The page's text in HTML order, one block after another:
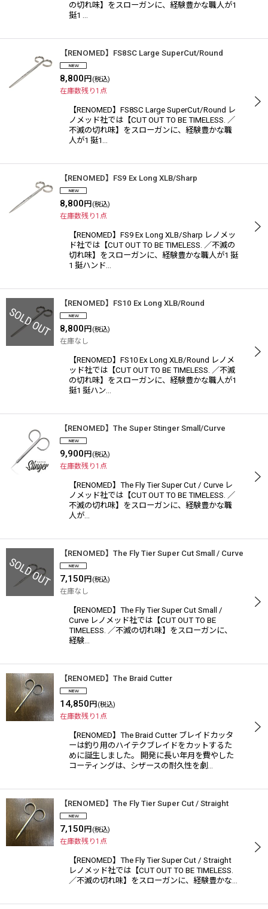
の切れ味】をスローガンに、経験豊かな職人が1
挺1 …
【RENOMED】FS8SC Large SuperCut/Round
8,800 円 (税込)
在庫数残り1点
【RENOMED】FS8SC Large SuperCut/Round レ
ノメッド社では【CUT OUT TO BE TIMELESS. ／
不滅の切れ味】をスローガンに、経験豊かな職
人が1 挺1…
【RENOMED】FS9 Ex Long XLB/Sharp
8,800 円 (税込)
在庫数残り1点
【RENOMED】FS9 Ex Long XLB/Sharp レノメッ
ド社では【CUT OUT TO BE TIMELESS. ／不滅の
切れ味】をスローガンに、経験豊かな職人が1 挺
1 挺ハンド…
【RENOMED】FS10 Ex Long XLB/Round
8,800 円 (税込)
在庫なし
【RENOMED】FS10 Ex Long XLB/Round レノメ
ッド社では【CUT OUT TO BE TIMELESS. ／不滅
の切れ味】をスローガンに、経験豊かな職人が1
挺1 挺ハン…
【RENOMED】The Super Stinger Small/Curve
9,900 円 (税込)
在庫数残り1点
【RENOMED】The Fly Tier Super Cut / Curve レ
ノメッド社では【CUT OUT TO BE TIMELESS. ／
不滅の切れ味】をスローガンに、経験豊かな職
人が…
【RENOMED】The Fly Tier Super Cut Small / Curve
7,150 円 (税込)
在庫なし
【RENOMED】The Fly Tier Super Cut Small /
Curve レノメッド社では【CUT OUT TO BE
TIMELESS. ／不滅の切れ味】をスローガンに、
経験…
【RENOMED】The Braid Cutter
14,850 円 (税込)
在庫数残り1点
【RENOMED】The Braid Cutter ブレイドカッタ
ーは釣り用のハイテクブレイドをカットするた
めに誕生しました。 開発に長い年月を費やした
コーティングは、シザースの耐久性を劇…
【RENOMED】The Fly Tier Super Cut / Straight
7,150 円 (税込)
在庫数残り1点
【RENOMED】The Fly Tier Super Cut / Straight
レノメッド社では【CUT OUT TO BE TIMELESS.
／不滅の切れ味】をスローガンに、経験豊かな…